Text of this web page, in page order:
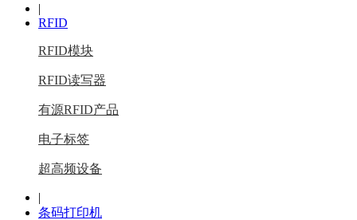
|
RFID
RFID模块
RFID读写器
有源RFID产品
电子标签
超高频设备
|
条码打印机